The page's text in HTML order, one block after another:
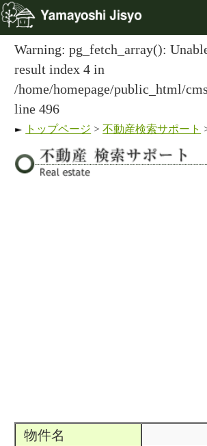
Warning: pg_fetch_array():
result index 4 in
/home/homepage/public_html/
line 496
トップページ >不動産検索サポート
物件名